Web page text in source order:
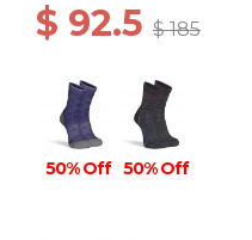
$ 92.5 $ 185
50% Off 50% Off